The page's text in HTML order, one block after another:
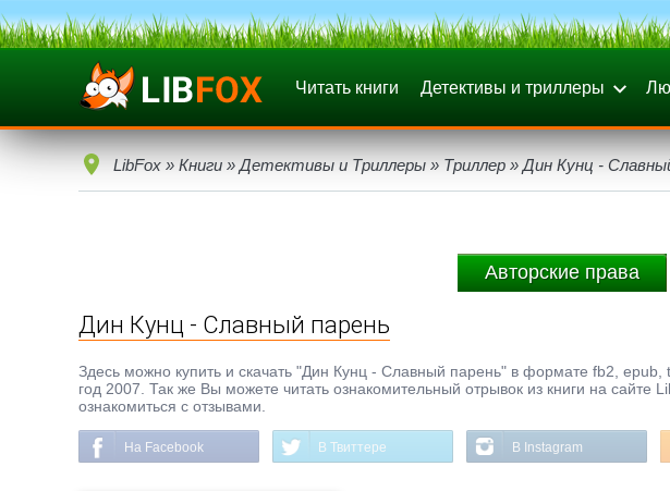
Читать книги Детективы и триллеры
LibFox » Книги » Детективы и Триллеры » Триллер » Дин Кунц -
Авторские права
Дин Кунц - Славный парень
Здесь можно купить и скачать "Дин Кунц - Славный парень" в формате fb2,
год 2007. Так же Вы можете читать ознакомительный отрывок из книги на сайте
ознакомиться с отзывами.
На Facebook В Твиттере В Instagram